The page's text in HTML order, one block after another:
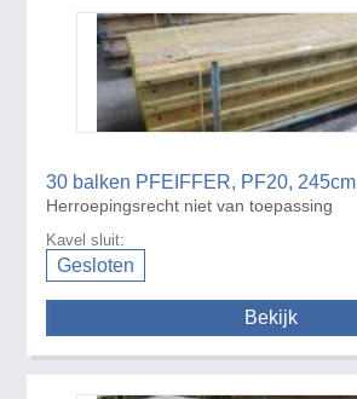
30 balken PFEIFFER, PF20, 245cm
Herroepingsrecht niet van toepassing
Kavel sluit:
Gesloten
Bekijk